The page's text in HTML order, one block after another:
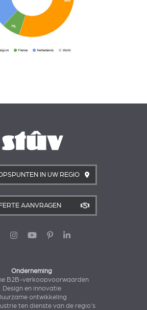
IN UW REGIO
AANVRAGEN
Onderneming
B2B-verkoopvoorwaarden
Design en innovatie
ontwikkeling
ten dienste van de regio's